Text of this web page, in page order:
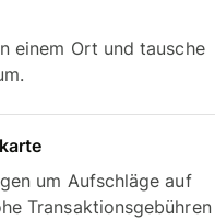
einem Ort und tausche
um Aufschläge auf
Transaktionsgebühren